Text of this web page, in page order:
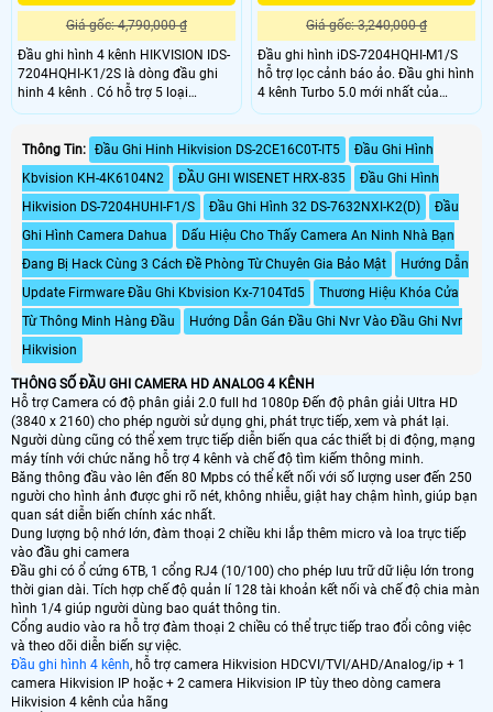
Giá gốc: 4,790,000 ₫
Đầu ghi hình 4 kênh HIKVISION IDS-
7204HQHI-K1/2S là dòng đầu ghi
hinh 4 kênh . Có hỗ trợ 5 loại
camera AHD/TVI/CVI/Analog/IP .
Sản phẩm phù họp cho kho xưởng.
văn phòng, sieei thị,
Giá gốc: 3,240,000 ₫
Đầu ghi hình iDS-7204HQHI-M1/S
hỗ trợ lọc cảnh báo ảo. Đầu ghi hình
4 kênh Turbo 5.0 mới nhất của
HIKVISION, dòng Đầu ghi cao cấp
các công trình,văn phòng,siêu thị
,cửa hàng,.
Thông Tin: Đầu Ghi Hinh Hikvision DS-2CE16C0T-IT5
Đầu Ghi Hình
Kbvision KH-4K6104N2
ĐẦU GHI WISENET HRX-835
Đầu Ghi Hình
Hikvision DS-7204HUHI-F1/S
Đầu Ghi Hình 32 DS-7632NXI-K2(D)
Đầu
Ghi Hình Camera Dahua
Dấu Hiệu Cho Thấy Camera An Ninh Nhà Bạn
Đang Bị Hack Cùng 3 Cách Đề Phòng Từ Chuyên Gia Bảo Mật
Hướng Dẫn
Update Firmware Đầu Ghi Kbvision Kx-7104Td5
Thương Hiệu Khóa Cửa
Từ Thông Minh Hàng Đầu
Hướng Dẫn Gán Đầu Ghi Nvr Vào Đầu Ghi Nvr
Hikvision
THÔNG SỐ ĐẦU GHI CAMERA HD ANALOG 4 KÊNH
Hỗ trợ Camera có độ phân giải 2.0 full hd 1080p Đến độ phân giải Ultra HD
(3840 x 2160) cho phép người sử dụng ghi, phát trực tiếp, xem và phát lại.
Người dùng cũng có thể xem trực tiếp diễn biến qua các thiết bị di động, mạng
máy tính với chức năng hỗ trợ 4 kênh và chế độ tìm kiếm thông minh.
Băng thông đầu vào lên đến 80 Mpbs có thể kết nối với số lượng user đến 250
người cho hình ảnh được ghi rõ nét, không nhiễu, giật hay chậm hình, giúp bạn
quan sát diễn biến chính xác nhất.
Dung lượng bộ nhớ lớn, đàm thoại 2 chiều khi lắp thêm micro và loa trực tiếp
vào đầu ghi camera
Đầu ghi có ổ cứng 6TB, 1 cổng RJ4 (10/100) cho phép lưu trữ dữ liệu lớn trong
thời gian dài. Tích hợp chế độ quản lí 128 tài khoản kết nối và chế độ chia màn
hình 1/4 giúp người dùng bao quát thông tin.
Cổng audio vào ra hỗ trợ đàm thoại 2 chiều có thể trực tiếp trao đổi công việc
và theo dõi diễn biến sự việc.
Đầu ghi hình 4 kênh, hỗ trợ camera Hikvision HDCVI/TVI/AHD/Analog/ip + 1
camera Hikvision IP hoặc + 2 camera Hikvision IP tùy theo dòng camera
Hikvision 4 kênh của hãng